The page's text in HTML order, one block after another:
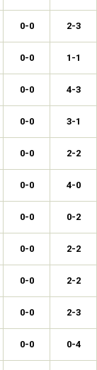
0-0 2-3
0-0 1-1
0-0 4-3
0-0 3-1
0-0 2-2
0-0 4-0
0-0 0-2
0-0 2-2
0-0 2-2
0-0 2-3
0-0 0-4